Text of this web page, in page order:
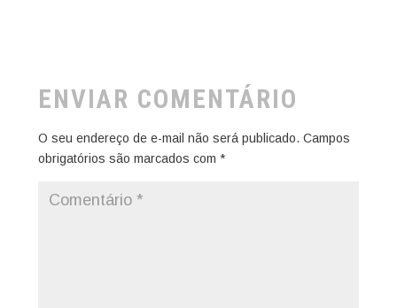
ENVIAR COMENTÁRIO
O seu endereço de e-mail não será publicado. Campos
obrigatórios são marcados com *